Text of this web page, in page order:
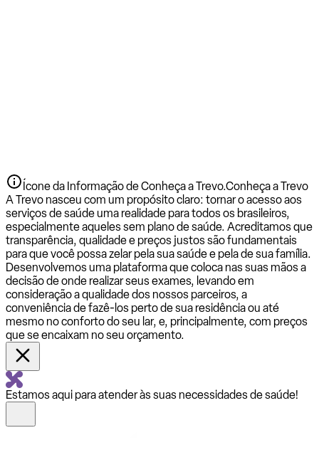
Ícone da Informação de Conheça a Trevo.Conheça a Trevo
A Trevo nasceu com um propósito claro: tornar o acesso aos
serviços de saúde uma realidade para todos os brasileiros,
especialmente aqueles sem plano de saúde. Acreditamos que
transparência, qualidade e preços justos são fundamentais
para que você possa zelar pela sua saúde e pela de sua família.
Desenvolvemos uma plataforma que coloca nas suas mãos a
decisão de onde realizar seus exames, levando em
consideração a qualidade dos nossos parceiros, a
conveniência de fazê-los perto de sua residência ou até
mesmo no conforto do seu lar, e, principalmente, com preços
que se encaixam no seu orçamento.
Estamos aqui para atender às suas necessidades de saúde!